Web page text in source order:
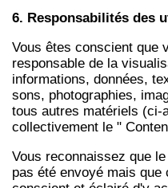
6. Responsabilités des
Vous êtes conscient que
responsable de la
informations, données,
sons, photographies,
tous autres matériels (ci-
collectivement le "
Vous reconnaissez que
pas été envoyé mais